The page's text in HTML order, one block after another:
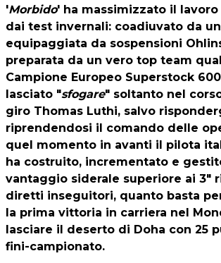
'Morbido' ha massimizzato il
dai test invernali: coadiuvato da
equipaggiata da sospensioni
preparata da un vero top team
Campione Europeo Superstock 600
lasciato "sfogare" soltanto nel
giro Thomas Luthi, salvo
riprendendosi il comando delle
quel momento in avanti il pilota
ha costruito, incrementato e
vantaggio siderale superiore ai 3"
diretti inseguitori, quanto basta
la prima vittoria in carriera nel
lasciare il deserto di Doha con 25
fini-campionato.